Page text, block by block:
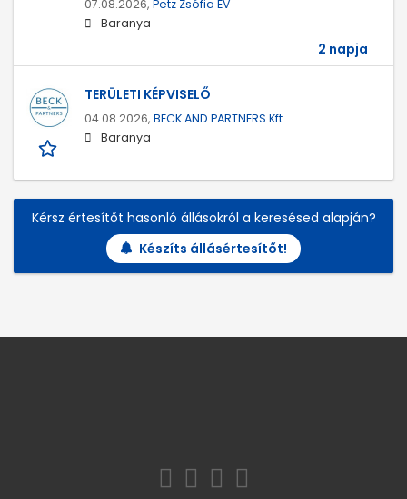
07.08.2026, Petz Zsófia EV
Baranya
2 napja
TERÜLETI KÉPVISELŐ
04.08.2026, BECK AND PARTNERS Kft.
Baranya
Kérsz értesítőt hasonló állásokról a keresésed alapján?
Készíts állásértesítőt!